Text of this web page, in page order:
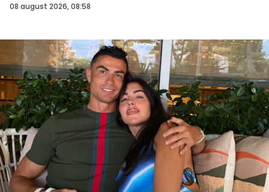
08 august 2026, 08:58